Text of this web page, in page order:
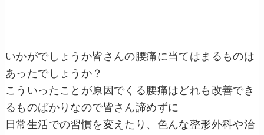
いかがでしょうか皆さんの腰痛に当てはまるものは
あったでしょうか？
こういったことが原因でくる腰痛はどれも改善でき
るものばかりなので皆さん諦めずに
日常生活での習慣を変えたり、色んな整形外科や治